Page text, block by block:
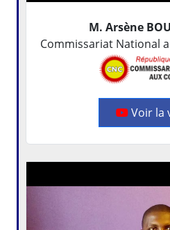
M. Arsène
Commissariat National
Voir la